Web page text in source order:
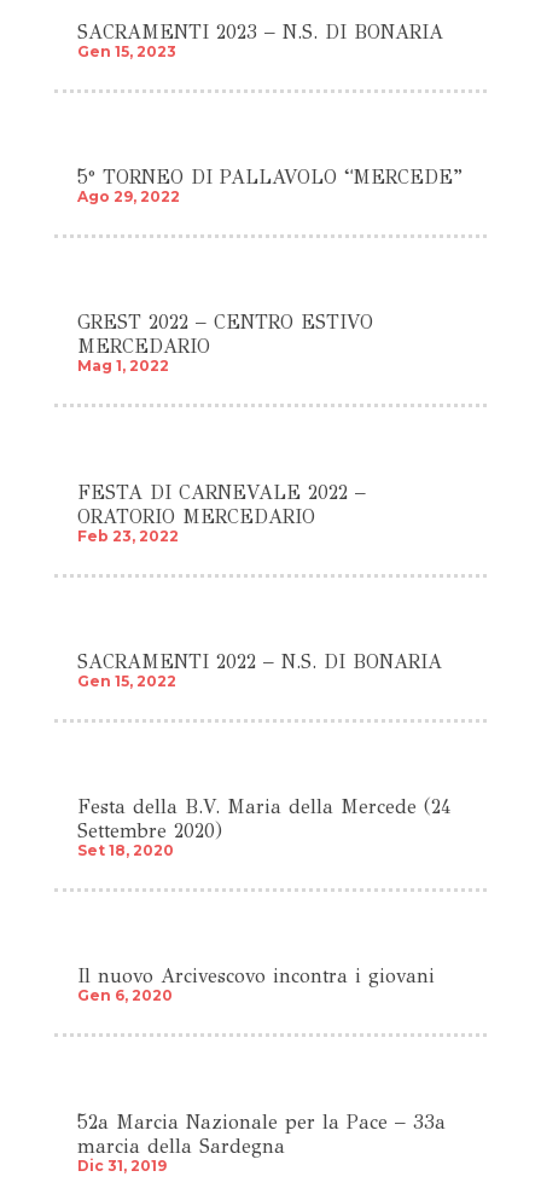
SACRAMENTI 2023 – N.S. DI BONARIA
Gen 15, 2023
5° TORNEO DI PALLAVOLO “MERCEDE”
Ago 29, 2022
GREST 2022 – CENTRO ESTIVO
MERCEDARIO
Mag 1, 2022
FESTA DI CARNEVALE 2022 –
ORATORIO MERCEDARIO
Feb 23, 2022
SACRAMENTI 2022 – N.S. DI BONARIA
Gen 15, 2022
Festa della B.V. Maria della Mercede (24
Settembre 2020)
Set 18, 2020
Il nuovo Arcivescovo incontra i giovani
Gen 6, 2020
52a Marcia Nazionale per la Pace – 33a
marcia della Sardegna
Dic 31, 2019